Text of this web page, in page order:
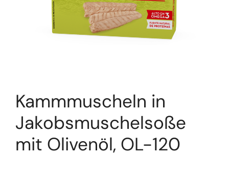
Kammmuscheln in
Jakobsmuschelsoße
mit Olivenöl, OL-120